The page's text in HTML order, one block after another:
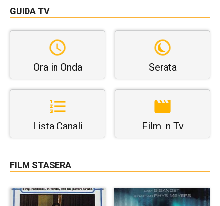
GUIDA TV
Ora in Onda Serata
Lista Canali Film in Tv
FILM STASERA